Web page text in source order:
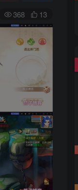
368 13